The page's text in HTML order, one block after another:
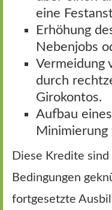
eine
Erhöhung
Nebenjobs
Vermeidung
durch
Girokontos.
Aufbau
Minimierung
Diese Kredite
Bedingungen
fortgesetzte